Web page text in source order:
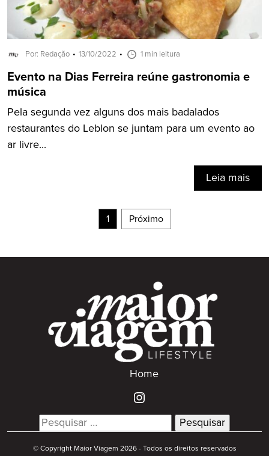
Por: Redação 13/10/2022 1 min leitura
Evento na Dias Ferreira reúne gastronomia e
música
Pela segunda vez alguns dos mais badalados
restaurantes do Leblon se juntam para um evento ao
ar livre...
Leia mais
1 Próximo
Home
Search
for:
© Copyright Maior Viagem 2026 - Todos os direitos reservados